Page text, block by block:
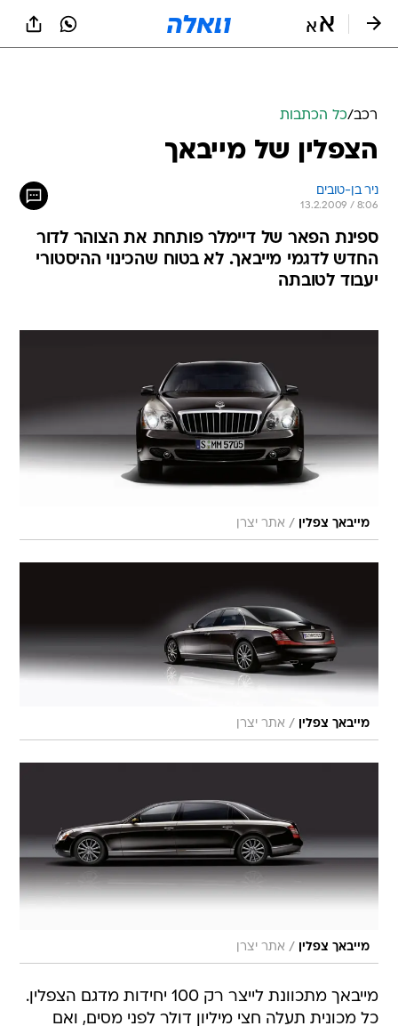
רכב/כל הכתבות
הצפלין של מייבאך
ניר בן-טובים
13.2.2009 / 8:06
ספינת הפאר של דיימלר פותחת את הצוהר לדור
החדש לדגמי מייבאך. לא בטוח שהכינוי ההיסטורי
יעבוד לטובתה
מייבאך צפלין / אתר יצרן
מייבאך צפלין / אתר יצרן
מייבאך צפלין / אתר יצרן
מייבאך מתכוונת לייצר רק 100 יחידות מדגם הצפלין.
כל מכונית תעלה חצי מיליון דולר לפני מסים, ואם